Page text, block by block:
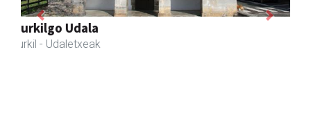
Previous Next